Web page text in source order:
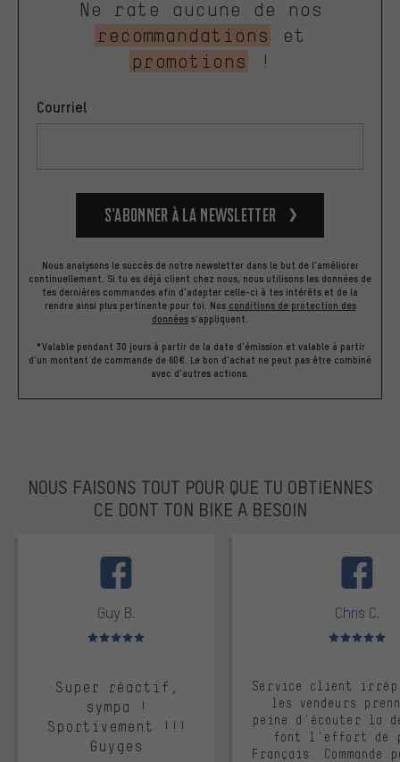
Ne rate aucune de nos
recommandations
et
promotions
!
Courriel
S’abonner à la newsletter
Nous analysons le succès de notre newsletter dans le but de l'améliorer
continuellement. Si tu es déjà client chez nous, nous utilisons les données de
tes dernières commandes afin d'adapter celle-ci à tes intérêts et de la
rendre ainsi plus pertinente pour toi. Nos conditions de protection des
données s'appliquent.
*Valable pendant 30 jours à partir de la date d'émission et valable à partir
d'un montant de commande de 60€. Le bon d'achat ne peut pas être combiné
avec d'autres actions.
NOUS FAISONS TOUT POUR QUE TU OBTIENNES
CE DONT TON BIKE A BESOIN
Guy B.
Note moyenne : 5 sur 5
Super réactif,
sympa !
Sportivement !!!
Guyges
Chris C.
Note moyenne :
Service client
les vendeurs
peine d'écouter la
font l'effort de
Français. Commande